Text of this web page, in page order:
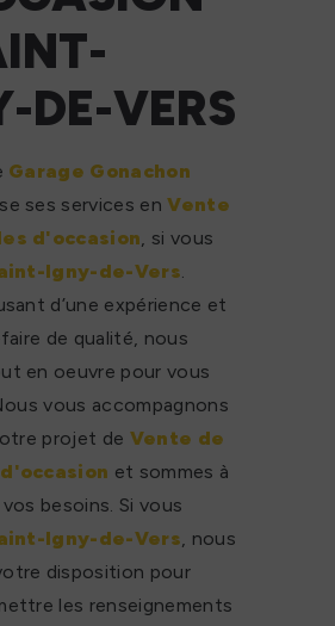
DE-VERS
Garage Gonachon
ses services enVente
d'occasion, si vous
Igny-de-Vers.
d’une expérience et
faire de qualité, nous
en oeuvre pour vous
vous accompagnons
projet de Vente de
et sommes à
besoins. Si vous
Igny-de-Vers, nous
disposition pour
les renseignements